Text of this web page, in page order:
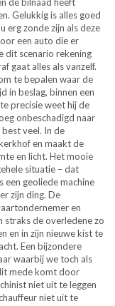
Gelukkig is alles goed
erg zonde zijn als deze
een auto die er
dit scenario rekening
gaat alles als vanzelf.
te bepalen waar de
in beslag, binnen een
precisie weet hij de
onbeschadigd naar
veel. In de
en maakt de
en licht. Het mooie
situatie – dat
een geoliede machine
zijn ding. De
en
straks de overledene zo
en in zijn nieuwe kist te
Een bijzondere
waarbij we toch als
mede komt door
niet uit te leggen
niet uit te